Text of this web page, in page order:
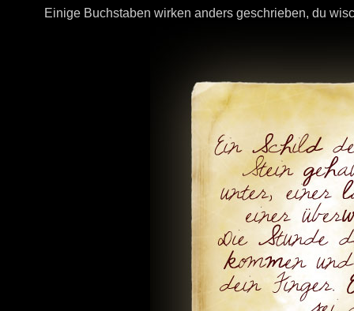
Einige Buchstaben wirken anders geschrieben, du